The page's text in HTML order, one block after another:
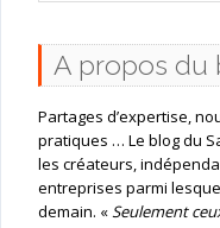
A propos du
Partages d’expertise,
pratiques … Le blog du
les créateurs,
entreprises parmi
demain. «Seulement